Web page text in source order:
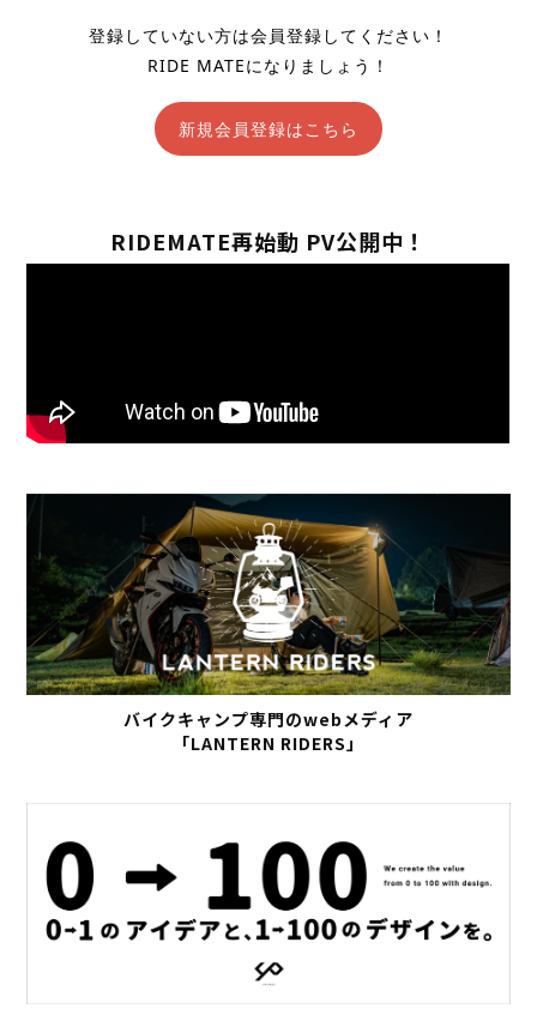
登録していない方は会員登録してください！
RIDE MATEになりましょう！
新規会員登録はこちら
RIDEMATE再始動 PV公開中！
バイクキャンプ専門のwebメディア
「LANTERN RIDERS」